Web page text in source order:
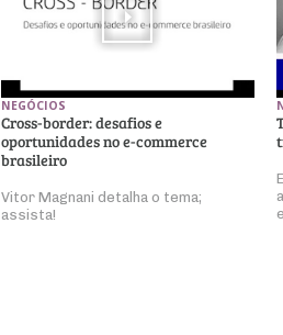
NEGÓCIOS
Cross-border: desafios e
oportunidades no e-commerce
brasileiro
Vitor Magnani detalha o tema;
assista!